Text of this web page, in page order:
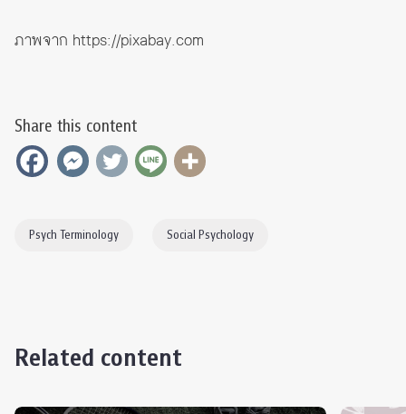
ภาพจาก https://pixabay.com
Share this content
Psych Terminology Social Psychology
Related content